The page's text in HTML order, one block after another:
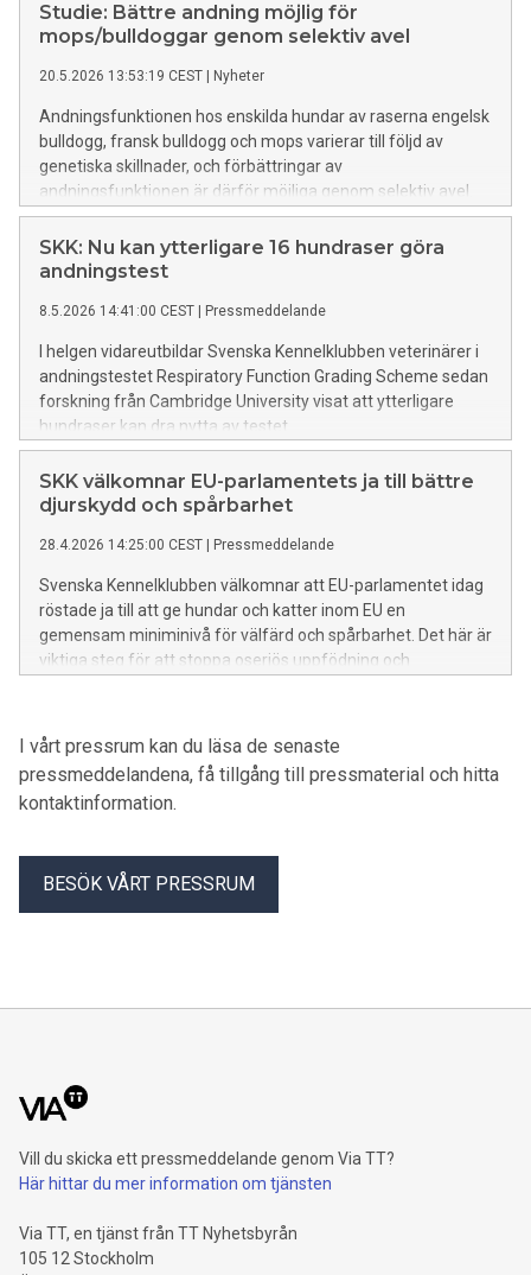
Studie: Bättre andning möjlig för
mops/bulldoggar genom selektiv avel
20.5.2026 13:53:19 CEST Nyheter
Andningsfunktionen hos enskilda hundar av raserna engelsk
bulldogg, fransk bulldogg och mops varierar till följd av
genetiska skillnader, och förbättringar av
andningsfunktionen är därför möjliga genom selektiv avel.
Den slutsatsen drar en brittisk studie baserat på
andningstestet Respiratory Function Grading Scheme, RFG-
Scheme.
SKK: Nu kan ytterligare 16 hundraser göra
andningstest
8.5.2026 14:41:00 CEST Pressmeddelande
I helgen vidareutbildar Svenska Kennelklubben veterinärer i
andningstestet Respiratory Function Grading Scheme sedan
forskning från Cambridge University visat att ytterligare
hundraser kan dra nytta av testet.
SKK välkomnar EU-parlamentets ja till bättre
djurskydd och spårbarhet
28.4.2026 14:25:00 CEST Pressmeddelande
Svenska Kennelklubben välkomnar att EU-parlamentet idag
röstade ja till att ge hundar och katter inom EU en
gemensam miniminivå för välfärd och spårbarhet. Det här är
viktiga steg för att stoppa oseriös uppfödning och
I vårt pressrum kan du läsa de senaste
pressmeddelandena, få tillgång till pressmaterial och hitta
kontaktinformation.
BESÖK VÅRT PRESSRUM
Vill du skicka ett pressmeddelande genom Via TT?
Här hittar du mer information om tjänsten
Via TT, en tjänst från TT Nyhetsbyrån
105 12 Stockholm